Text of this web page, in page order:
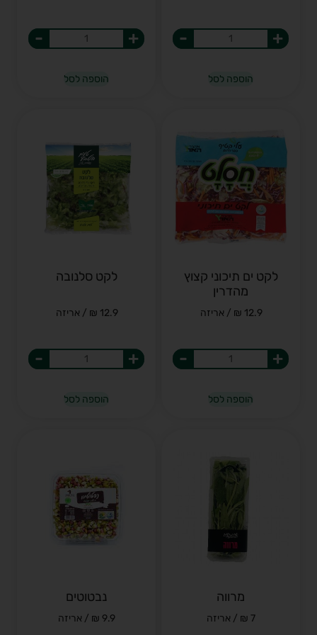
+
-
הוספה לסל
+
-
הוספה לסל
לקט ים תיכוני קצוץ
מהדרין
12.9 ₪ / אריזה
+
-
הוספה לסל
לקט סלנובה
12.9 ₪ / אריזה
+
-
הוספה לסל
מרווה
7 ₪ / אריזה
נבטוטים
9.9 ₪ / אריזה